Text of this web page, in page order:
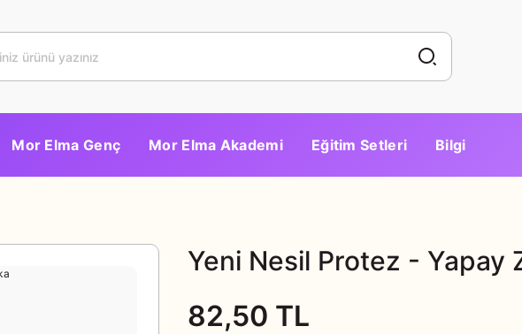
Mor Elma Genç Mor Elma Akademi Eğitim Setleri Bilgi
Yeni Nesil Protez - Yapay
82,50 TL